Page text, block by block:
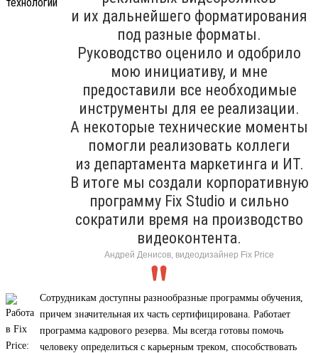
и их дальнейшего форматирования
под разные форматы.
Руководство оценило и одобрило
мою инициативу, и мне
предоставили все необходимые
инструменты для ее реализации.
А некоторые технические моменты
помогли реализовать коллеги
из департамента маркетинга и ИТ.
В итоге мы создали корпоративную
программу Fix Studio и сильно
сократили время на производство
видеоконтента.
Андрей Денисов, видеодизайнер Fix Price
Сотрудникам доступны разнообразные программы обучения,
причем значительная их часть сертифицирована. Работает
программа кадрового резерва. Мы всегда готовы помочь
человеку определиться с карьерным треком, способствовать